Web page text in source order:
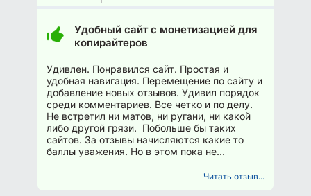
Удобный сайт с монетизацией для
копирайтеров
Удивлен. Понравился сайт. Простая и
удобная навигация. Перемещение по сайту и
добавление новых отзывов. Удивил порядок
среди комментариев. Все четко и по делу.
Не встретил ни матов, ни ругани, ни какой
либо другой грязи. Побольше бы таких
сайтов. За отзывы начисляются какие то
баллы уважения. Но в этом пока не
Читать отзыв...